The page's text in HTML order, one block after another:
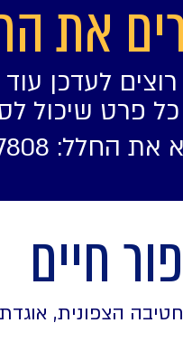
את
לעדכן
פרט שיכול
החלל: 055-5637808
חיים
הצפונית,